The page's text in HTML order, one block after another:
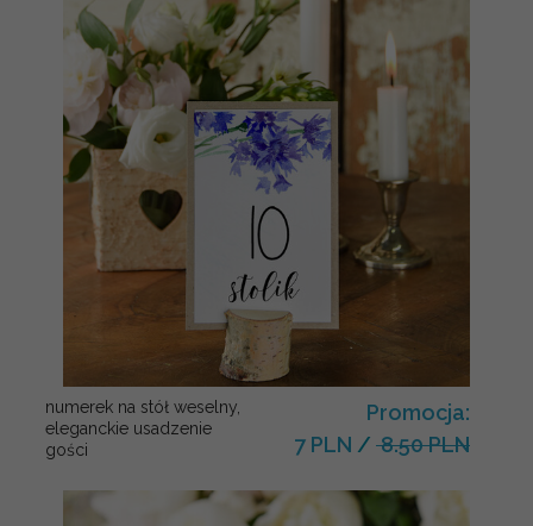
numerek na stół weselny,
eleganckie usadzenie
gości
Promocja:
7 PLN / 8.50 PLN